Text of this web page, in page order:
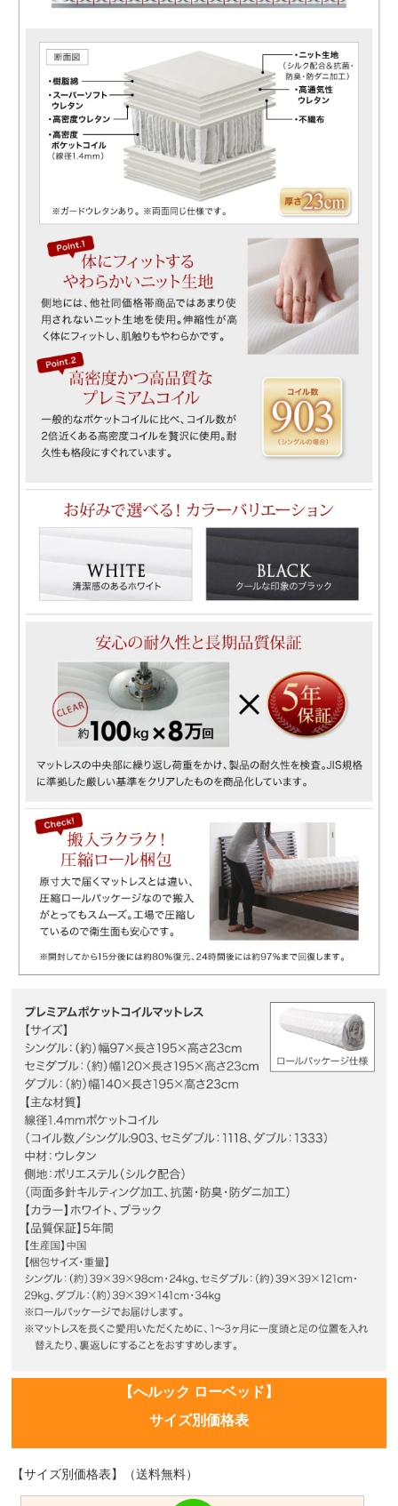
【へルック ローベッド】
サイズ別価格表
【サイズ別価格表】（送料無料）